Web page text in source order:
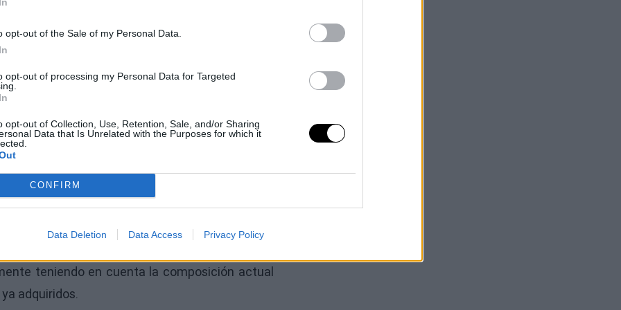
opt-out of the Sale of my Personal Data.
opt-out of processing my Personal Data for Targeted
opt-out of Collection, Use, Retention, Sale, and/or Sharing
Data that Is Unrelated with the Purposes for which it
CONFIRM
Data Deletion Data Access Privacy Policy
ejercer mayor
Angeles Lakers parten con una situación que
al pívot de 28 años un contrato de gran valor
a valorar cuidadosamente hasta dónde están
teniendo en cuenta la composición actual
adquiridos.